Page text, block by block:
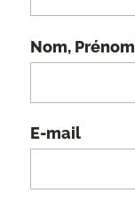
Nom, Prénom
E-mail